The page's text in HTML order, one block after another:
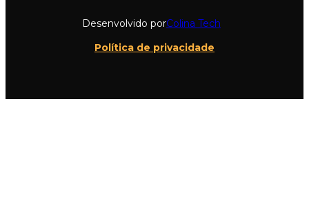
Desenvolvido porColina Tech
Política de privacidade